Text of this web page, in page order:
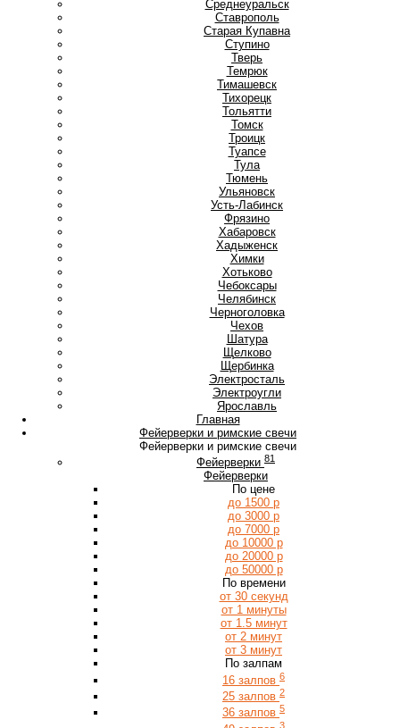
Среднеуральск
Ставрополь
Старая Купавна
Ступино
Тверь
Темрюк
Тимашевск
Тихорецк
Тольятти
Томск
Троицк
Туапсе
Тула
Тюмень
Ульяновск
Усть-Лабинск
Фрязино
Хабаровск
Хадыженск
Химки
Хотьково
Чебоксары
Челябинск
Черноголовка
Чехов
Шатура
Щелково
Щербинка
Электросталь
Электроугли
Ярославль
Главная
Фейерверки и римские свечи
Фейерверки и римские свечи
Фейерверки 81
Фейерверки
По цене
до 1500 р
до 3000 р
до 7000 р
до 10000 р
до 20000 р
до 50000 р
По времени
от 30 секунд
от 1 минуты
от 1.5 минут
от 2 минут
от 3 минут
По залпам
16 залпов 6
25 залпов 2
36 залпов 5
3